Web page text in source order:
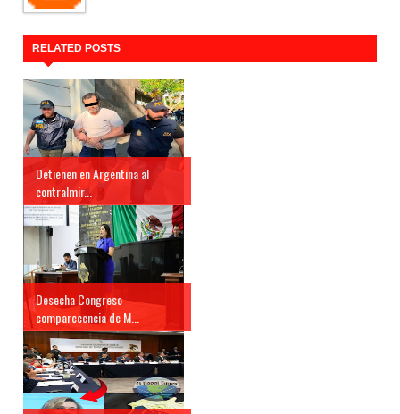
RELATED POSTS
Detienen en Argentina al
contralmir...
Desecha Congreso
comparecencia de M...